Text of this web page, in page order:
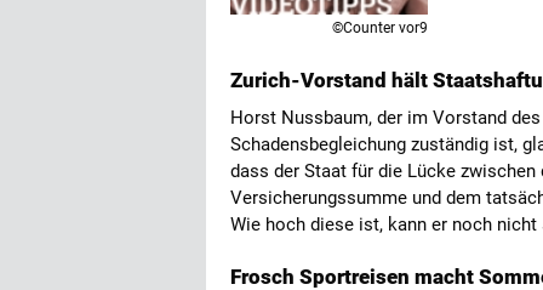
©Counter vor9
Zurich-Vorstand hält
Horst Nussbaum, der im Vorstand
Schadensbegleichung zuständig ist,
dass der Staat für die Lücke
Versicherungssumme und dem
Wie hoch diese ist, kann er noch
Frosch Sportreisen macht